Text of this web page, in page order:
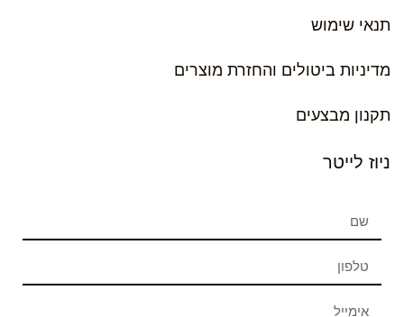
תנאי שימוש
מדיניות ביטולים והחזרת מוצרים
תקנון מבצעים
ניוז לייטר